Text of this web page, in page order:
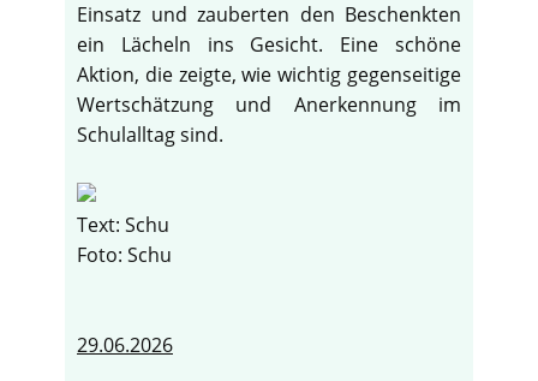
Einsatz und zauberten den Beschenkten
ein Lächeln ins Gesicht. Eine schöne
Aktion, die zeigte, wie wichtig gegenseitige
Wertschätzung und Anerkennung im
Schulalltag sind.
Text: Schu
Foto: Schu
29.06.2026